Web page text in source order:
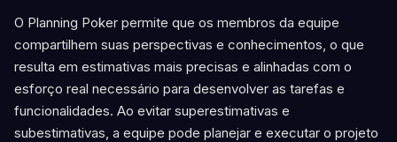
O Planning Poker permite que os membros da equipe
compartilhem suas perspectivas e conhecimentos, o que
resulta em estimativas mais precisas e alinhadas com o
esforço real necessário para desenvolver as tarefas e
funcionalidades. Ao evitar superestimativas e
subestimativas, a equipe pode planejar e executar o projeto